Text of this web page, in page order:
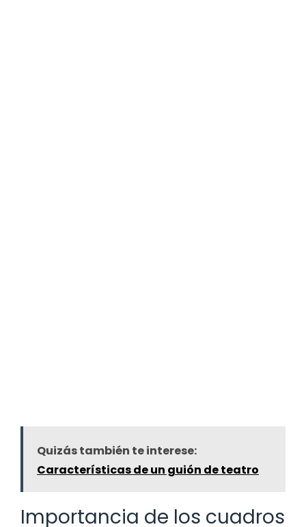
Quizás también te interese:
Características de un guión de teatro
Importancia de los cuadros